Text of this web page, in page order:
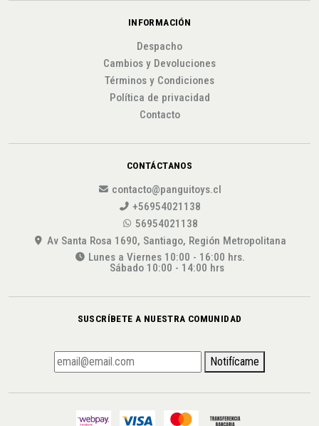
INFORMACIÓN
Despacho
Cambios y Devoluciones
Términos y Condiciones
Política de privacidad
Contacto
CONTÁCTANOS
contacto@panguitoys.cl
+56954021138
56954021138
Av Santa Rosa 1690, Santiago, Región Metropolitana
Lunes a Viernes 10:00 - 16:00 hrs.
Sábado 10:00 - 14:00 hrs
SUSCRÍBETE A NUESTRA COMUNIDAD
Notifícame